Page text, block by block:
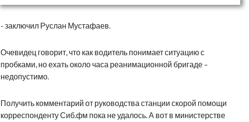
- заключил Руслан Мустафаев.
Очевидец говорит, что как водитель понимает ситуацию с
пробками, но ехать около часа реанимационной бригаде –
недопустимо.
Получить комментарий от руководства станции скорой помощи
корреспонденту Сиб.фм пока не удалось. А вот в министерстве